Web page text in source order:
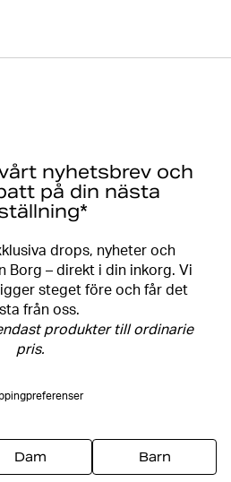
nyhetsbrev och
på din nästa
drops, nyheter och
Borg – direkt i din inkorg. Vi
steget före och får det
från oss.
produkter till ordinarie
pris.
Dam Barn